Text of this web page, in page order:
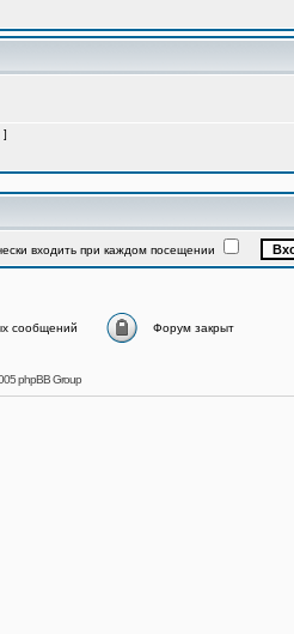
]
входить при каждом посещении
сообщений Форум закрыт
phpBB Group